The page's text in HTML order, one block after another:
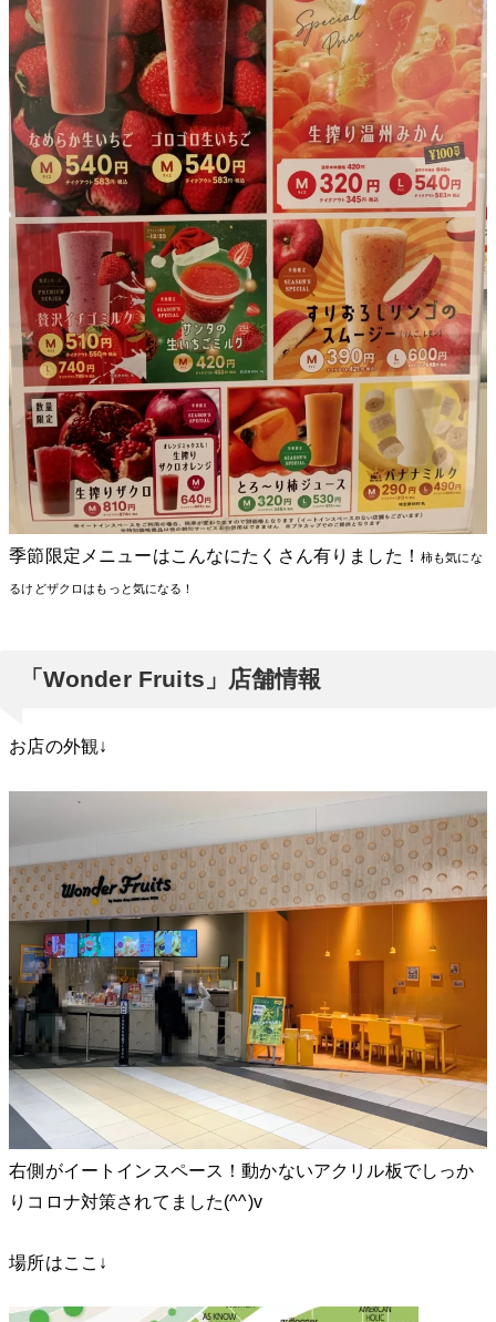
季節限定メニューはこんなにたくさん有りました！ 柿も気にな
るけどザクロはもっと気になる！
「Wonder Fruits」店舗情報
お店の外観↓
右側がイートインスペース！動かないアクリル板でしっか
りコロナ対策されてました(^^)v
場所はここ↓